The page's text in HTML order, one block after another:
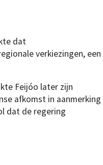
dat
verkiezingen, een
Feijóo later zijn
afkomst in aanmerking
dat de regering